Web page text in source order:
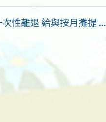
性離退 給與按月攤提 ...